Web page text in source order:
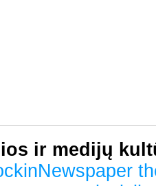
ir medijų